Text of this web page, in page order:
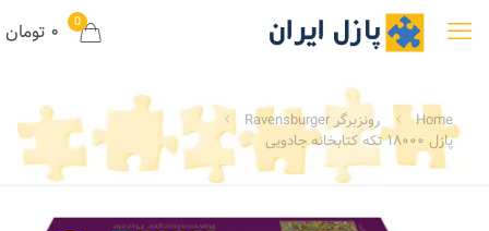
0 ۰ تومان
Home
رونزبرگر Ravensburger
پازل ۱۸۰۰۰ تکه کتابخانه جادویی